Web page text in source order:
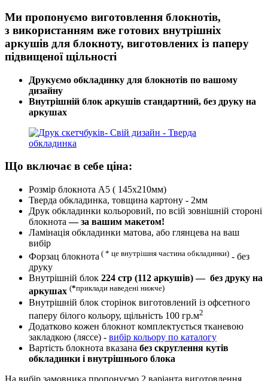
Ми пропонуємо виготовлення блокнотів,
з використанням вже готових внутрішніх
аркушів для блокноту, виготовлених із паперу
підвищеної щільності
Друкуємо обкладинку для блокнотів по вашому
дизайну
Внутрішній блок аркушів стандартний, без друку на
аркушах
Що включає в себе ціна:
Розмір блокнота А5 ( 145х210мм)
Тверда обкладинка, товщина картону - 2мм
Друк обкладинки кольоровий, по всій зовнішній стороні
блокнота— за вашим макетом!
Ламінація обкладинки матова, або глянцева на ваш
вибір
Форзац блокнота ( * це внутрішня частина обкладинки) - без
друку
Внутрішній блок 224 стр (112 аркушів) — без друку на
аркушах (*приклади наведені нижче)
Внутрішній блок сторінок виготовлений із офсетного
паперу білого кольору, щільність 100 гр.м2
Додатково кожен блокнот комплектується тканевою
закладкою (ляссе) - вибір кольору по каталогу
Вартість блокнота вказана без скруглення кутів
обкладинки і внутрішнього блока
На вибір замовника пропонуємо 2 варіанта виготовлення